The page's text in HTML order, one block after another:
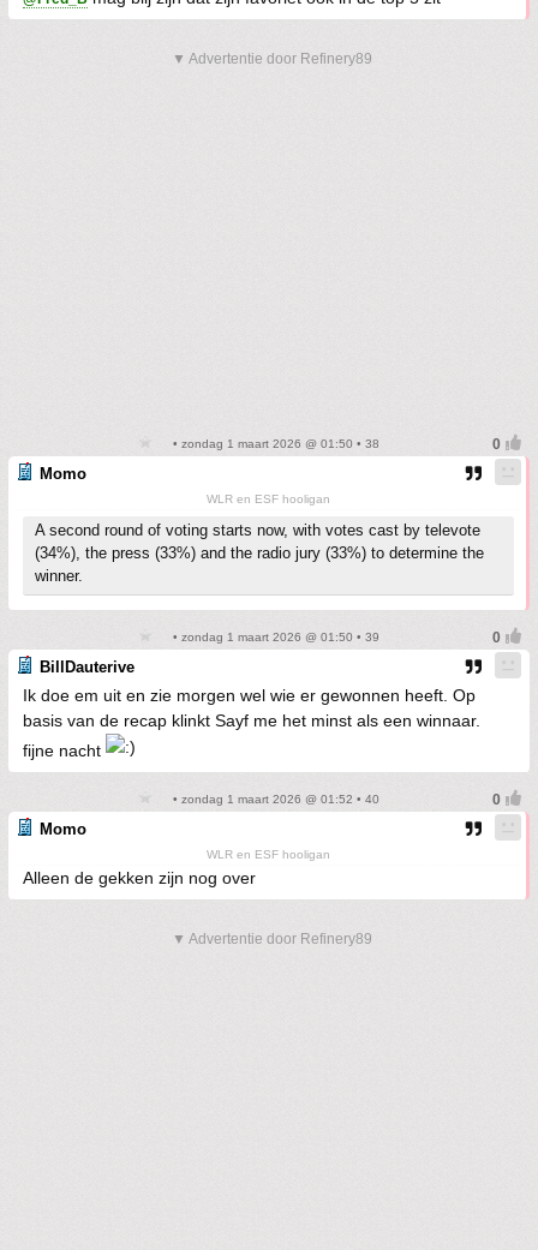
▼ Advertentie door Refinery89
• zondag 1 maart 2026 @ 01:50 • 38
Momo
WLR en ESF hooligan
A second round of voting starts now, with votes cast by televote
(34%), the press (33%) and the radio jury (33%) to determine the
winner.
• zondag 1 maart 2026 @ 01:50 • 39
BillDauterive
Ik doe em uit en zie morgen wel wie er gewonnen heeft. Op
basis van de recap klinkt Sayf me het minst als een winnaar.
fijne nacht
• zondag 1 maart 2026 @ 01:52 • 40
Momo
WLR en ESF hooligan
Alleen de gekken zijn nog over
▼ Advertentie door Refinery89